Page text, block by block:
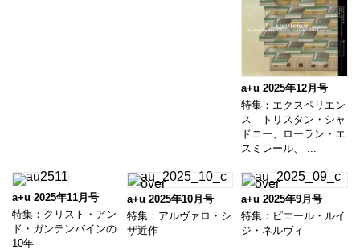
a+u 2025年12月号
特集：エクスペリエン
ス トリスタン・シャ
ドニー、ローラン・エ
スミレール、 ...
a+u 2025年11月号
特集：クリスト・アン
ド・ガンテンバインの
10年
a+u 2025年10月号
特集：アルヴァロ・シ
ザ近作
a+u 2025年9月号
特集：ピエール・ルイ
ジ・ネルヴィ